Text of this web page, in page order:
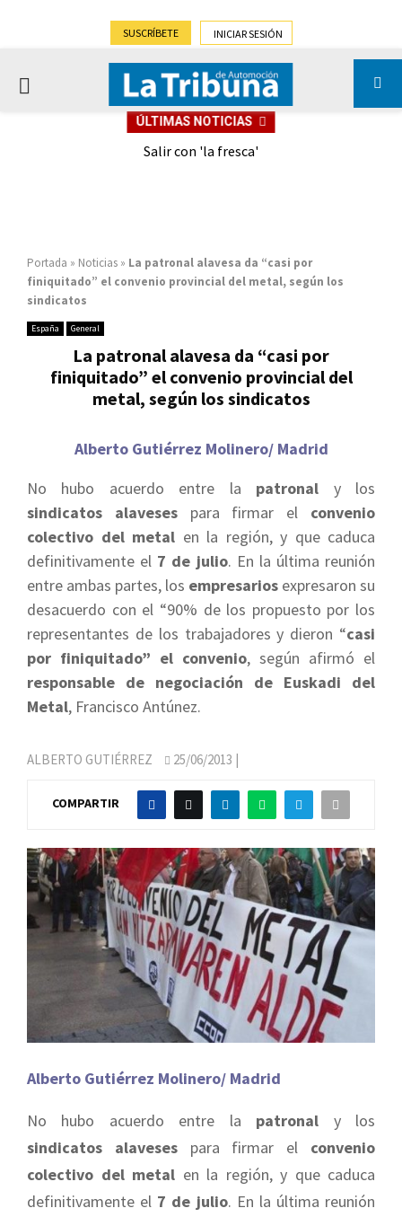
SUSCRÍBETE INICIAR SESIÓN
PRIMARY
ÚLTIMAS NOTICIAS
Salir con 'la fresca'
Portada » Noticias » La patronal alavesa da “casi por
finiquitado” el convenio provincial del metal, según los
sindicatos
España General
La patronal alavesa da “casi por
finiquitado” el convenio provincial del
metal, según los sindicatos
Alberto Gutiérrez Molinero/ Madrid
No hubo acuerdo entre la patronal y los
sindicatos
alavesespara firmar el convenio
colectivo del metal en la región, y que caduca
definitivamente el 7 de julio. En la última reunión
entre ambas partes, los empresarios expresaron su
desacuerdo con el “90% de los propuesto por los
representantes de los trabajadores y dieron “casi
por finiquitado” el convenio, según afirmó el
responsable de negociación de Euskadi del
Metal, Francisco Antúnez.
ALBERTO GUTIÉRREZ 25/06/2013 |
COMPARTIR
Alberto Gutiérrez Molinero/ Madrid
No hubo acuerdo entre la patronal y los
sindicatos
alavesespara firmar el convenio
colectivo del metal en la región, y que caduca
definitivamente el 7 de julio. En la última reunión